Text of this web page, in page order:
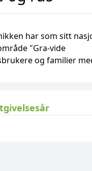
har som sitt
"Gra-vide
og familier